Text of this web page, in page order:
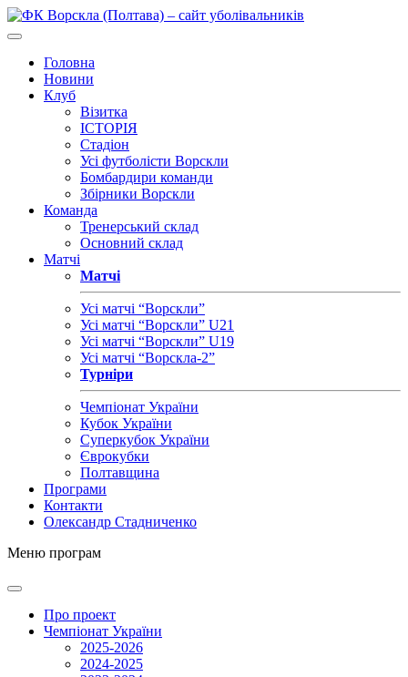
Головна
Новини
Клуб
Візитка
ІСТОРІЯ
Стадіон
Усі футболісти Ворскли
Бомбардири команди
Збірники Ворскли
Команда
Тренерський склад
Основний склад
Матчі
Матчі
Усі матчі “Ворскли”
Усі матчі “Ворскли” U21
Усі матчі “Ворскли” U19
Усі матчі “Ворскла-2”
Турніри
Чемпіонат України
Кубок України
Суперкубок України
Єврокубки
Полтавщина
Програми
Контакти
Олександр Стадниченко
Меню програм
Про проект
Чемпіонат України
2025-2026
2024-2025